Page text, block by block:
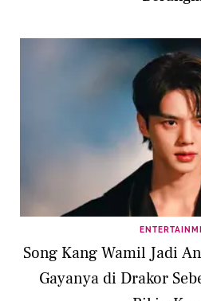
Song Kang Wamil Jadi
Gayanya di Drakor